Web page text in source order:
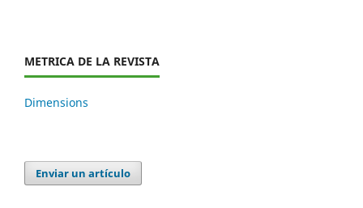
METRICA DE LA REVISTA
Dimensions
Enviar un artículo